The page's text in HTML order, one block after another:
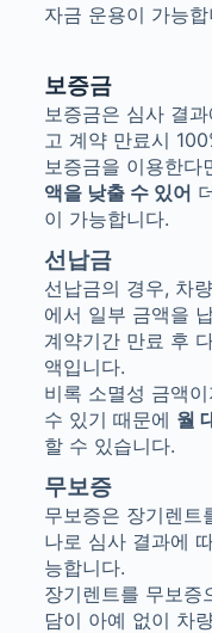
자금 운용이 가능합
보증금
보증금은 심사 결
고 계약 만료시
보증금을 이용한다
액을 낮출 수 있어
이 가능합니다.
선납금
선납금의 경우, 차
에서 일부 금액을
계약기간 만료 후
액입니다.
비록 소멸성 금액
수 있기 때문에 월
할 수 있습니다.
무보증
무보증은 장기렌
나로 심사 결과에
능합니다.
장기렌트를 무보증
담이 아예 없이 차